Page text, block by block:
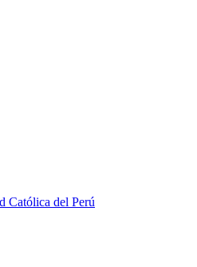
Católica del Perú